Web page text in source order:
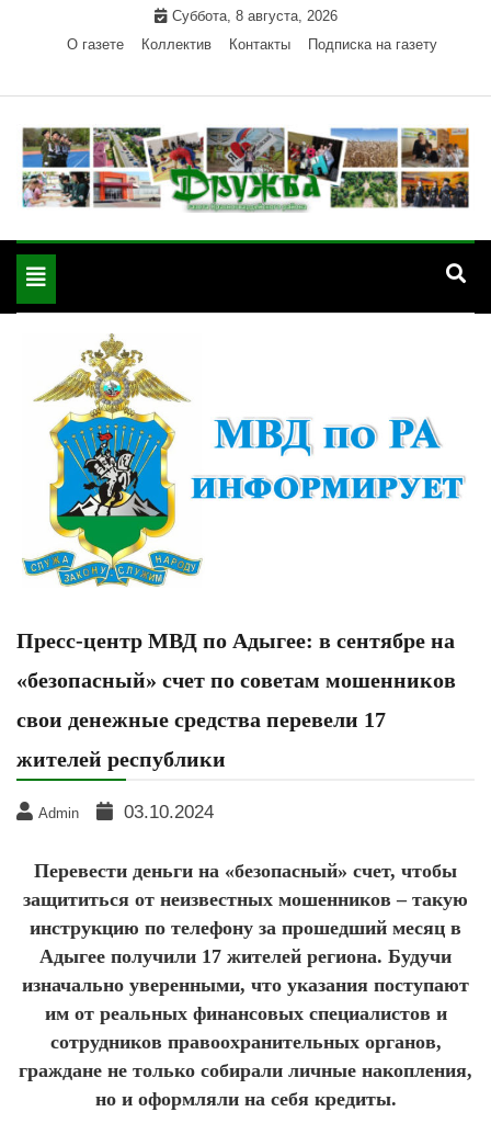
Суббота, 8 августа, 2026
О газете
Коллектив Контакты Подписка на газету
"Дружба" — газета
Красногвардейского района Республики Адыгея
Toggle
navigation
Пресс-центр МВД по Адыгее: в сентябре на
«безопасный» счет по советам мошенников
свои денежные средства перевели 17
жителей республики
Admin 03.10.2024
Перевести деньги на «безопасный» счет, чтобы
защититься от неизвестных мошенников – такую
инструкцию по телефону за прошедший месяц в
Адыгее получили 17 жителей региона. Будучи
изначально уверенными, что указания поступают
им от реальных финансовых специалистов и
сотрудников правоохранительных органов,
граждане не только собирали личные накопления,
но и оформляли на себя кредиты.